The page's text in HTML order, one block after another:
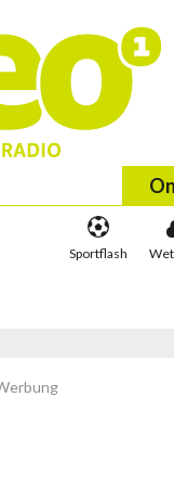
Sportflash